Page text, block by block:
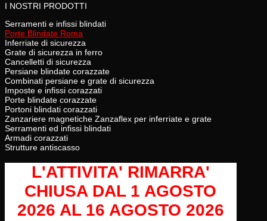
I NOSTRI PRODOTTI
Serramenti e infissi blindati
Porte Blindate Roma
Inferriate di sicurezza
Grate di sicurezza in ferro
Cancelletti di sicurezza
Persiane blindate corazzate
Combinati persiane e grate di sicurezza
Imposte e infissi corazzati
Porte blindate corazzate
Portoni blindati corazzati
Zanzariere magnetiche Zanzaflex per inferriate e grate
Serramenti ed infissi blindati
Armadi corazzati
Strutture antiscasso
L'ATTIVITA' RIMARRA'
CHIUSA DAL 1 AGOSTO
2026 AL 16 AGOSTO 2026